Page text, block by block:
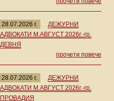
28.07.2026 г.
ДЕЖУРНИ
АДВОКАТИ М.АВГУСТ 2026г.-гр.
ДЕВНЯ
прочети повече
28.07.2026 г.
ДЕЖУРНИ
АДВОКАТИ М.АВГУСТ 2026г.-гр.
ПРОВАДИЯ